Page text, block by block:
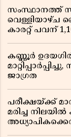
സംസ്ഥാനത്ത്
വെള്ളിയാഴ്ച
കാരറ്റ് പവന്
കണ്ണൂർ
ജാഗ്രത
പരീക്ഷയ്ക്ക്
മരിച്ച